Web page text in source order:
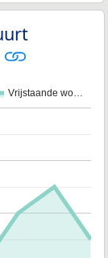
Vrijstaande wo…